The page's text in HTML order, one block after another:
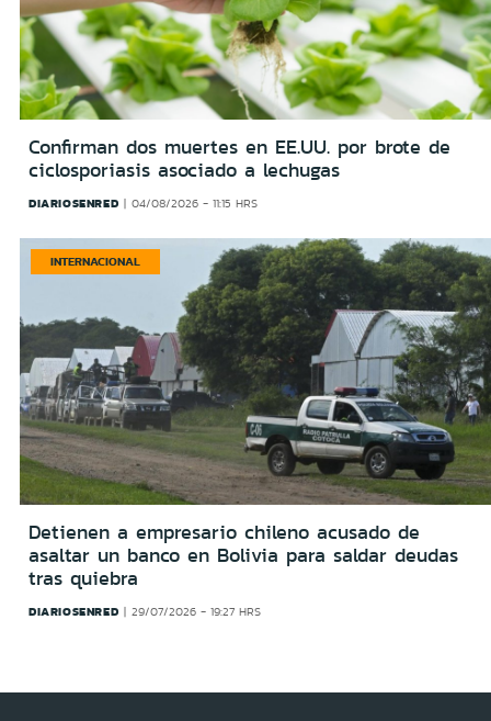
Confirman dos muertes en EE.UU. por brote de
ciclosporiasis asociado a lechugas
DIARIOSENRED 04/08/2026 - 11:15 HRS
INTERNACIONAL
Detienen a empresario chileno acusado de
asaltar un banco en Bolivia para saldar deudas
tras quiebra
DIARIOSENRED 29/07/2026 - 19:27 HRS